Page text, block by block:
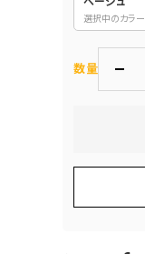
選択中のカラー
数量
す